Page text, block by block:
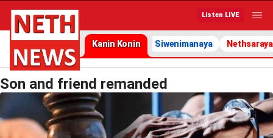
Listen LIVE
Kanin Konin Siwenimanaya Nethsaraya
Son and friend remanded